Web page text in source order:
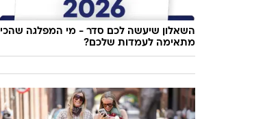
השאלון שיעשה לכם סדר - מי המפלגה שהכי
מתאימה לעמדות שלכם?